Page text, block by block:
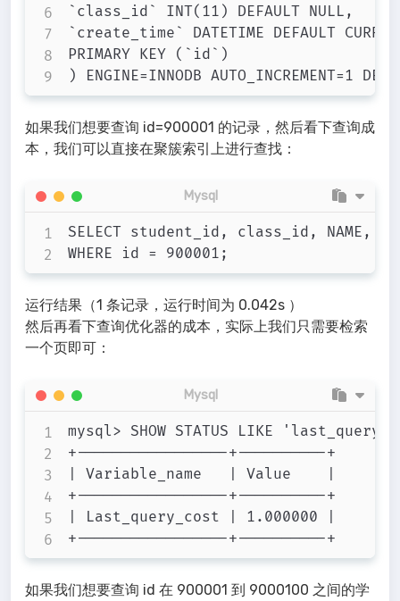
`class_id` INT(11) DEFAULT NULL,
`create_time` DATETIME DEFAULT
PRIMARY KEY (`id`)
如果我们想要查询 id=900001 的记录，然后看下查询成
本，我们可以直接在聚簇索引上进行查找：
SELECT student_id, class_id, NAME,
Mysql
运行结果（1 条记录，运行时间为 0.042s ）
然后再看下查询优化器的成本，实际上我们只需要检索
一个页即可：
mysql> SHOW STATUS LIKE
+-----------------+----------+
| Variable_name   | Value    |
+-----------------+----------+
| Last_query_cost | 1.000000 |
Mysql
如果我们想要查询 id 在 900001 到 9000100 之间的学